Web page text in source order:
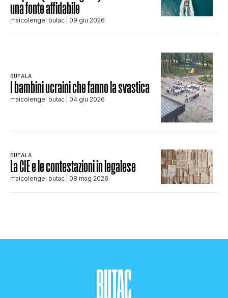
una fonte affidabile
maicolengel butac | 09 giu 2026
BUFALA
I bambini ucraini che fanno la svastica
maicolengel butac | 04 giu 2026
BUFALA
La CIE e le contestazioni in legalese
maicolengel butac | 08 mag 2026